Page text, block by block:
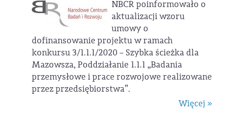
NBCR poinformowało o
aktualizacji wzoru
umowy o
dofinansowanie projektu w ramach
konkursu 3/1.1.1/2020 – Szybka ścieżka dla
Mazowsza, Poddziałanie 1.1.1 „Badania
przemysłowe i prace rozwojowe realizowane
przez przedsiębiorstwa”.
Więcej »